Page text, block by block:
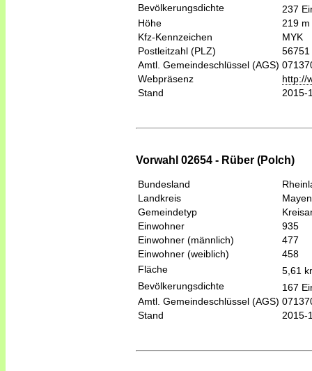
Bevölkerungsdichte
237
Höhe
219
Kfz-Kennzeichen
MYK
Postleitzahl (PLZ)
56751
Amtl. Gemeindeschlüssel (AGS)
Webpräsenz
http://
Stand
2015-
Vorwahl 02654 - Rüber (Polch)
Bundesland
Landkreis
Gemeindetyp
Einwohner
935
Einwohner (männlich)
477
Einwohner (weiblich)
458
Fläche
5,61
Bevölkerungsdichte
167
Amtl. Gemeindeschlüssel (AGS)
Stand
2015-